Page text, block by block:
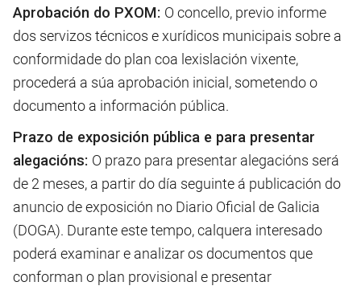
Aprobación do PXOM: O concello, previo informe
dos servizos técnicos e xurídicos municipais sobre a
conformidade do plan coa lexislación vixente,
procederá a súa aprobación inicial, sometendo o
documento a información pública.
Prazo de exposición pública e para presentar
alegacións: O prazo para presentar alegacións será
de 2 meses, a partir do día seguinte á publicación do
anuncio de exposición no Diario Oficial de Galicia
(DOGA). Durante este tempo, calquera interesado
poderá examinar e analizar os documentos que
conforman o plan provisional e presentar